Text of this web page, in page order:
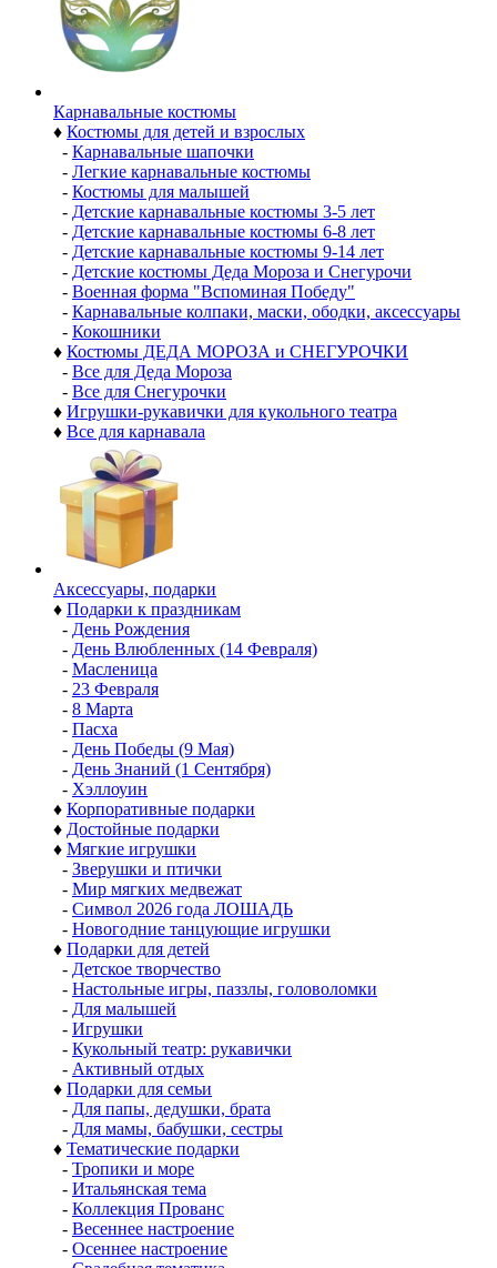
Карнавальные костюмы
♦ Костюмы для детей и взрослых
- Карнавальные шапочки
- Легкие карнавальные костюмы
- Костюмы для малышей
- Детские карнавальные костюмы 3-5 лет
- Детские карнавальные костюмы 6-8 лет
- Детские карнавальные костюмы 9-14 лет
- Детские костюмы Деда Мороза и Снегурочи
- Военная форма "Вспоминая Победу"
- Карнавальные колпаки, маски, ободки, аксессуары
- Кокошники
♦ Костюмы ДЕДА МОРОЗА и СНЕГУРОЧКИ
- Все для Деда Мороза
- Все для Снегурочки
♦ Игрушки-рукавички для кукольного театра
♦ Все для карнавала
Аксессуары, подарки
♦ Подарки к праздникам
- День Рождения
- День Влюбленных (14 Февраля)
- Масленица
- 23 Февраля
- 8 Марта
- Пасха
- День Победы (9 Мая)
- День Знаний (1 Сентября)
- Хэллоуин
♦ Корпоративные подарки
♦ Достойные подарки
♦ Мягкие игрушки
- Зверушки и птички
- Мир мягких медвежат
- Символ 2026 года ЛОШАДЬ
- Новогодние танцующие игрушки
♦ Подарки для детей
- Детское творчество
- Настольные игры, паззлы, головоломки
- Для малышей
- Игрушки
- Кукольный театр: рукавички
- Активный отдых
♦ Подарки для семьи
- Для папы, дедушки, брата
- Для мамы, бабушки, сестры
♦ Тематические подарки
- Тропики и море
- Итальянская тема
- Коллекция Прованс
- Весеннее настроение
- Осеннее настроение